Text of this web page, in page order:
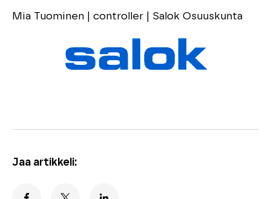
Mia Tuominen | controller | Salok Osuuskunta
Jaa artikkeli: